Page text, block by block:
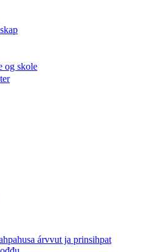
og skole
árvvut ja prinsihpat